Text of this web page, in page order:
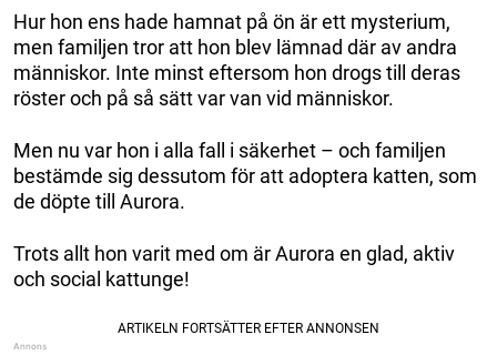
Hur hon ens hade hamnat på ön är ett mysterium,
men familjen tror att hon blev lämnad där av andra
människor. Inte minst eftersom hon drogs till deras
röster och på så sätt var van vid människor.
Men nu var hon i alla fall i säkerhet – och familjen
bestämde sig dessutom för att adoptera katten, som
de döpte till Aurora.
Trots allt hon varit med om är Aurora en glad, aktiv
och social kattunge!